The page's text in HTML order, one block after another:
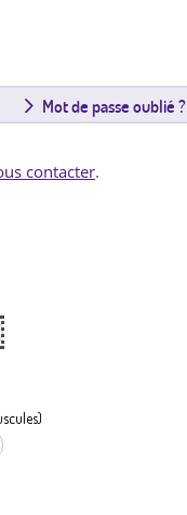
Mot de passe oublié ?
contacter.